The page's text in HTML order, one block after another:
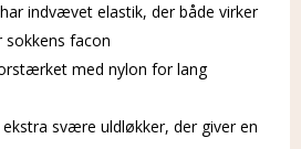
indvævet elastik, der både virker
facon
med nylon for lang
svære uldløkker, der giver en